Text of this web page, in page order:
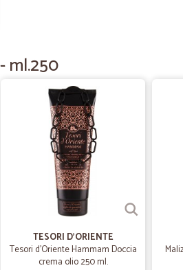
quattro stelle , perchè in assortimento mancano
i…
i prezzi un po alti rispetto ad altri
regolarmente, ben imballati. Complimenti e
ml.250
TESORI D'ORIENTE
Tesori d'Oriente Hammam Doccia
crema olio 250 ml.